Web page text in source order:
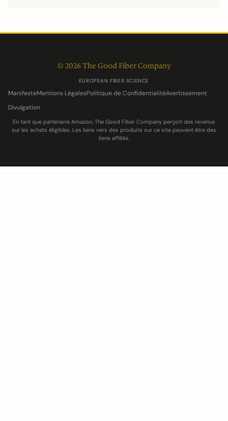
© 2026 The Good Fiber Company
EUROPEAN FIBER SCIENCE
ManifesteMentions LégalesPolitique de ConfidentialitéAvertissement
Divulgation
En tant que partenaire Amazon, The Good Fiber Company perçoit des revenus
sur les achats éligibles. Les liens vers des produits sur ce site peuvent être des
liens affiliés.